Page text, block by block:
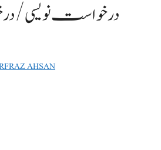
درخواست نویسی/
AHSAN